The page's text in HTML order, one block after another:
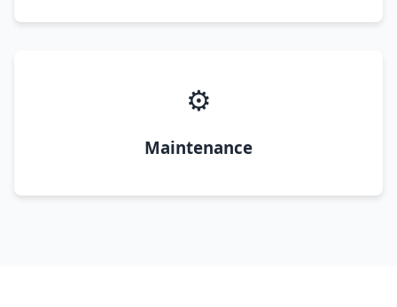
⚙️
Maintenance